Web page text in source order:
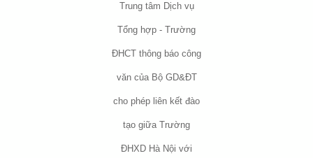
Trung tâm Dịch vụ
Tổng hợp - Trường
ĐHCT thông báo công
văn của Bộ GD&ĐT
cho phép liên kết đào
tạo giữa Trường
ĐHXD Hà Nội với